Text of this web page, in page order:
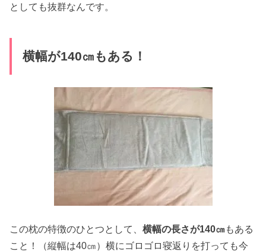
としても抜群なんです。
横幅が140㎝もある！
この枕の特徴のひとつとして、横幅の長さが140㎝もある
こと！（縦幅は40㎝）横にゴロゴロ寝返りを打っても今